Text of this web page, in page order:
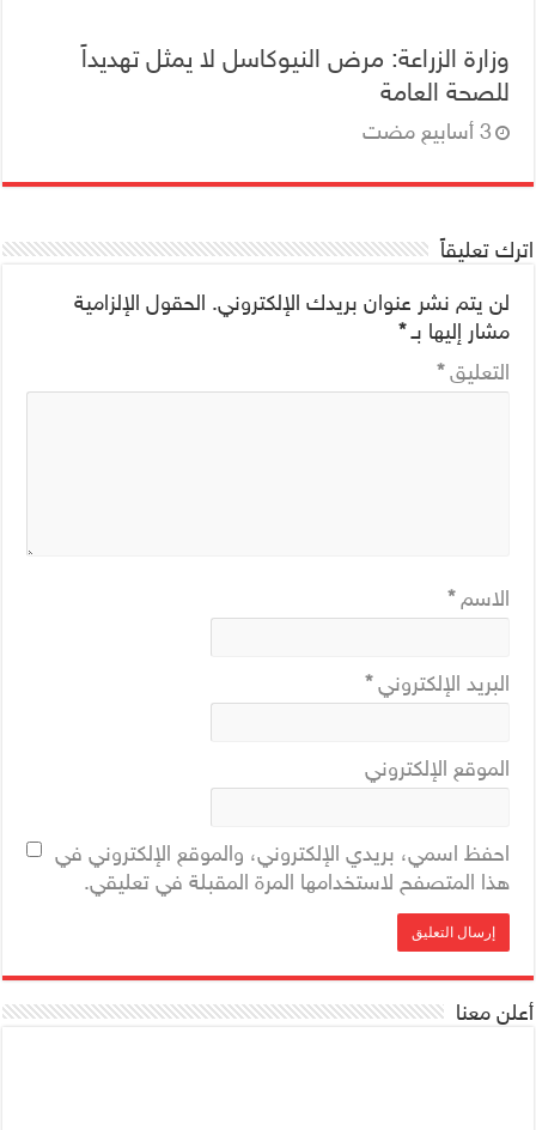
وزارة الزراعة: مرض النيوكاسل لا يمثل تهديداً
للصحة العامة
اترك تعليقاً
لن يتم نشر عنوان بريدك الإلكتروني. الحقول الإلزامية
مشار إليها بـ*
التعليق*
الاسم*
البريد الإلكتروني*
الموقع الإلكتروني
احفظ اسمي، بريدي الإلكتروني، والموقع الإلكتروني في
هذا المتصفح لاستخدامها المرة المقبلة في تعليقي.
أعلن معنا